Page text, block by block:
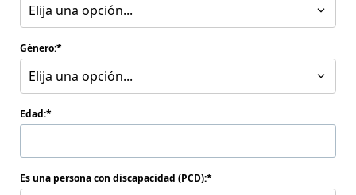
Elija una opción...
Género:
Elija una opción...
Edad:
Es una persona con discapacidad (PCD):